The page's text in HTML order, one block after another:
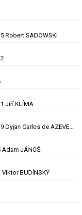
Robert SADOWSKI
Jiří KLÍMA
Dražba hráčských dresů SILESIAN FAMILY - #19 Dyjan Carlos de AZEVEDO
Adam JÁNOŠ
BUDÍNSKÝ